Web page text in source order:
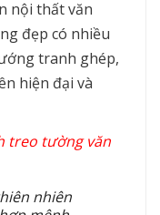
nội thất văn
đẹp có nhiều
tranh ghép,
hiện đại và
treo tường văn
nhiên